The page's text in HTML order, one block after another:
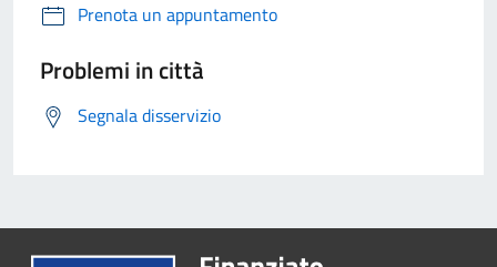
Prenota un appuntamento
Problemi in città
Segnala disservizio